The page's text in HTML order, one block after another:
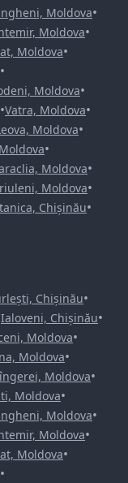
Moldova•
Moldova•
Moldova•
•
Moldova•
•Vatra, Moldova•
Moldova•
•
Moldova•
Moldova•
Chișinău•
Chișinău•
Ialoveni, Chișinău•
Moldova•
Moldova•
Moldova•
Moldova•
Moldova•
Moldova•
Moldova•
•